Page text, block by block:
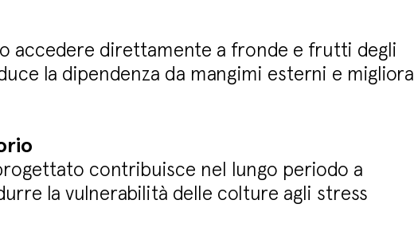
accedere direttamente a fronde e frutti degli
la dipendenza da mangimi esterni e migliora
contribuisce nel lungo periodo a
la vulnerabilità delle colture agli stress